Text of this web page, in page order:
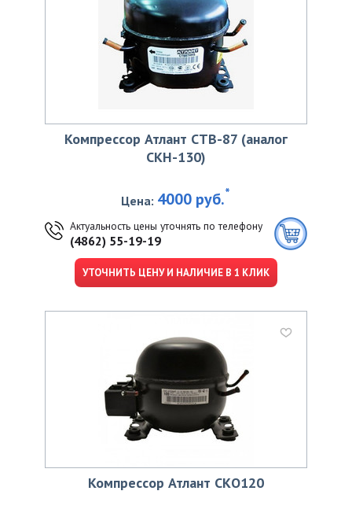
Компрессор Атлант СТВ-87 (аналог
СКН-130)
Цена: 4000 руб.*
Актуальность цены уточнять по телефону
(4862) 55-19-19
УТОЧНИТЬ ЦЕНУ И НАЛИЧИЕ В 1 КЛИК
Компрессор Атлант CKО120